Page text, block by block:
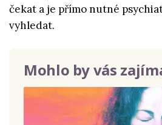
čekat a je přímo nutné
vyhledat.
Mohlo by vás